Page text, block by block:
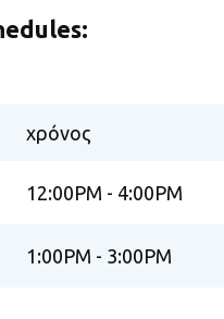
χρόνος
12:00PM - 4:00PM
1:00PM - 3:00PM